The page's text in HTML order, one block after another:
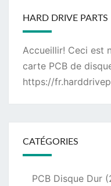
HARD DRIVE PARTS
Accueillir! Ceci est
carte PCB de
https://
CATÉGORIES
PCB Disque Dur